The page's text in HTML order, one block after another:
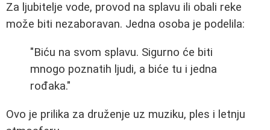
Za ljubitelje vode, provod na splavu ili obali reke
može biti nezaboravan. Jedna osoba je podelila:
"Biću na svom splavu. Sigurno će biti
mnogo poznatih ljudi, a biće tu i jedna
rođaka."
Ovo je prilika za druženje uz muziku, ples i letnju